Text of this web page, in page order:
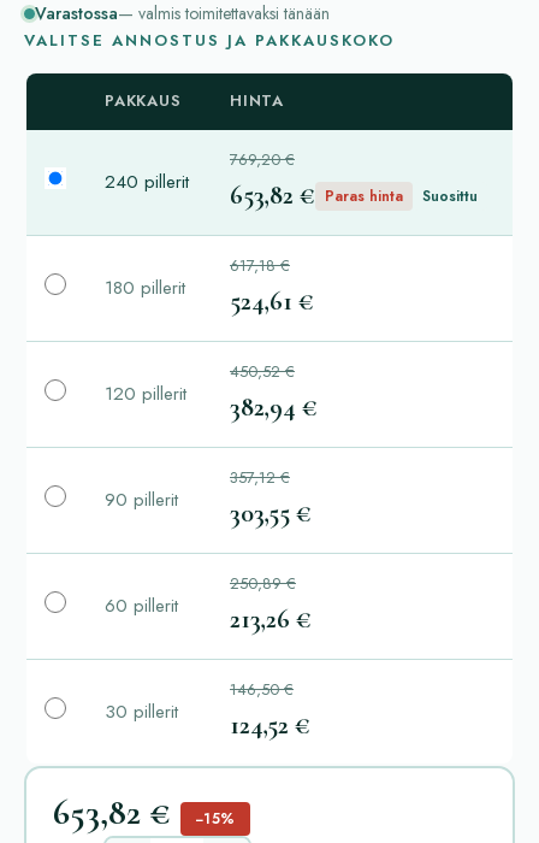
Varastossa— valmis toimitettavaksi tänään
VALITSE ANNOSTUS JA PAKKAUSKOKO
PAKKAUS HINTA
240 pillerit
769,20 €
653,82 € Paras hinta Suosittu
180 pillerit
617,18 €
524,61 €
120 pillerit
450,52 €
382,94 €
90 pillerit
357,12 €
303,55 €
60 pillerit
250,89 €
213,26 €
30 pillerit
146,50 €
124,52 €
653,82 € −15%